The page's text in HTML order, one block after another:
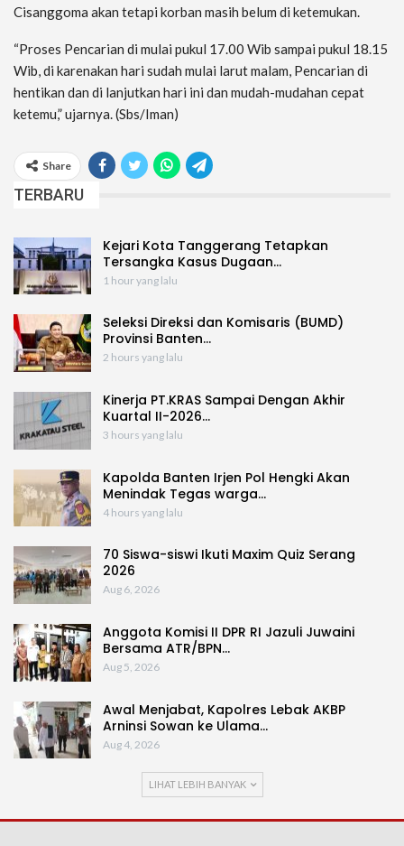
Cisanggoma akan tetapi korban masih belum di ketemukan.
“Proses Pencarian di mulai pukul 17.00 Wib sampai pukul 18.15
Wib, di karenakan hari sudah mulai larut malam, Pencarian di
hentikan dan di lanjutkan hari ini dan mudah-mudahan cepat
ketemu,” ujarnya. (Sbs/Iman)
Share
TERBARU
Kejari Kota Tanggerang Tetapkan
Tersangka Kasus Dugaan…
1 hour yang lalu
Seleksi Direksi dan Komisaris (BUMD)
Provinsi Banten…
2 hours yang lalu
Kinerja PT.KRAS Sampai Dengan Akhir
Kuartal II-2026…
3 hours yang lalu
Kapolda Banten Irjen Pol Hengki Akan
Menindak Tegas warga…
4 hours yang lalu
70 Siswa-siswi Ikuti Maxim Quiz Serang
2026
Aug 6, 2026
Anggota Komisi II DPR RI Jazuli Juwaini
Bersama ATR/BPN…
Aug 5, 2026
Awal Menjabat, Kapolres Lebak AKBP
Arninsi Sowan ke Ulama…
Aug 4, 2026
LIHAT LEBIH BANYAK